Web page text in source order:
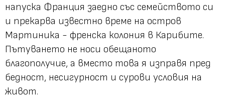
напуска Франция заедно със семейството си
и прекарва известно време на остров
Мартиника - френска колония в Карибите.
Пътуването не носи обещаното
благополучие, а вместо това я изправя пред
бедност, несигурност и сурови условия на
живот.